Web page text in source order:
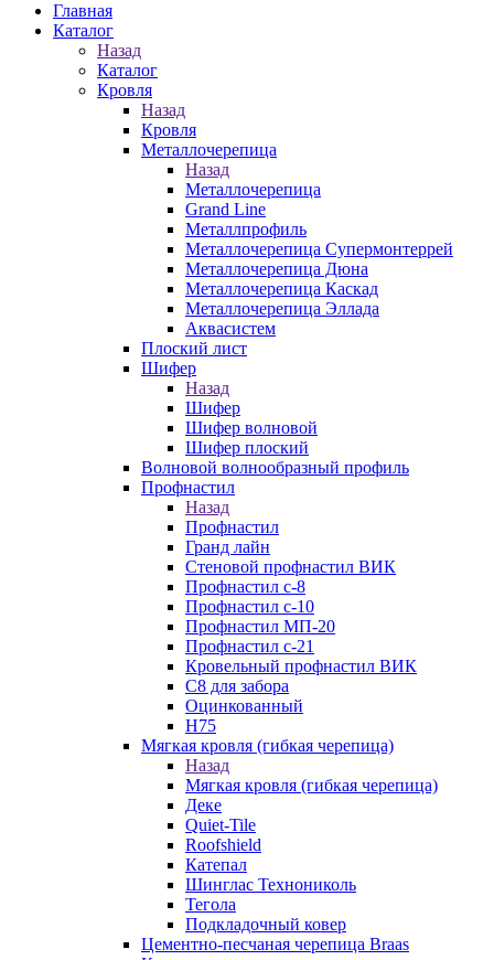
Главная
Каталог
Назад
Каталог
Кровля
Назад
Кровля
Металлочерепица
Назад
Металлочерепица
Grand Line
Металлпрофиль
Металлочерепица Супермонтеррей
Металлочерепица Дюна
Металлочерепица Каскад
Металлочерепица Эллада
Аквасистем
Плоский лист
Шифер
Назад
Шифер
Шифер волновой
Шифер плоский
Волновой волнообразный профиль
Профнастил
Назад
Профнастил
Гранд лайн
Стеновой профнастил ВИК
Профнастил с-8
Профнастил с-10
Профнастил МП-20
Профнастил с-21
Кровельный профнастил ВИК
С8 для забора
Оцинкованный
Н75
Мягкая кровля (гибкая черепица)
Назад
Мягкая кровля (гибкая черепица)
Деке
Quiet-Tile
Roofshield
Катепал
Шинглас Технониколь
Тегола
Подкладочный ковер
Цементно-песчаная черепица Braas